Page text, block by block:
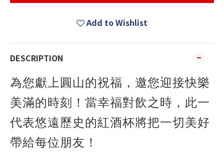
Add to Wishlist
DESCRIPTION
為您獻上圓山的祝福，邀您迎接快樂
美滿的時刻！當幸福對飲之時，此一
代表悠遠歷史的紅酒杯將把一切美好
帶給每位朋友！